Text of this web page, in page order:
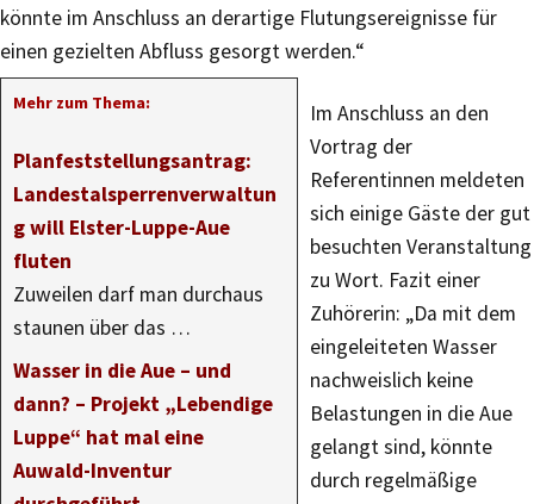
könnte im Anschluss an derartige Flutungsereignisse für
einen gezielten Abfluss gesorgt werden.“
Mehr zum Thema:
Planfeststellungsantrag:
Landestalsperrenverwaltun
g will Elster-Luppe-Aue
fluten
Zuweilen darf man durchaus
staunen über das …
Wasser in die Aue – und
dann? – Projekt „Lebendige
Luppe“ hat mal eine
Auwald-Inventur
Im Anschluss an den
Vortrag der
Referentinnen meldeten
sich einige Gäste der gut
besuchten Veranstaltung
zu Wort. Fazit einer
Zuhörerin: „Da mit dem
eingeleiteten Wasser
nachweislich keine
Belastungen in die Aue
gelangt sind, könnte
durch regelmäßige